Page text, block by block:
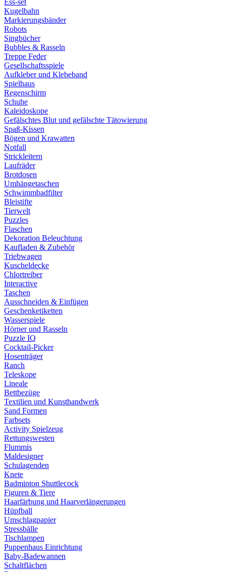
Ess-set
Kugelbahn
Markierungsbänder
Robots
Singbücher
Bubbles & Rasseln
Treppe Feder
Gesellschaftsspiele
Aufkleber und Klebeband
Spielhaus
Regenschirm
Schuhe
Kaleidoskope
Gefälschtes Blut und gefälschte Tätowierung
Spaß-Kissen
Bögen und Krawatten
Notfall
Strickleitern
Laufräder
Brotdosen
Umhängetaschen
Schwimmbadfilter
Bleistifte
Tierwelt
Puzzles
Flaschen
Dekoration Beleuchtung
Kaufladen & Zubehör
Triebwagen
Kuscheldecke
Chlortreiber
Interactive
Taschen
Ausschneiden & Einfügen
Geschenketiketten
Wasserspiele
Hörner und Rasseln
Puzzle IQ
Cocktail-Picker
Hosenträger
Ranch
Teleskope
Lineale
Bettbezüge
Textilien und Kunsthandwerk
Sand Formen
Farbsets
Activity Spielzeug
Rettungswesten
Flummis
Maldesigner
Schulagenden
Knete
Badminton Shuttlecock
Figuren & Tiere
Haarfärbung und Haarverlängerungen
Hüpfball
Umschlagpapier
Stressbälle
Tischlampen
Puppenhaus Einrichtung
Baby-Badewannen
Schaltflächen